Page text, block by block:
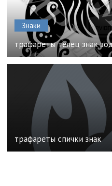
Знаки
трафареты телец знак
трафареты спички знак